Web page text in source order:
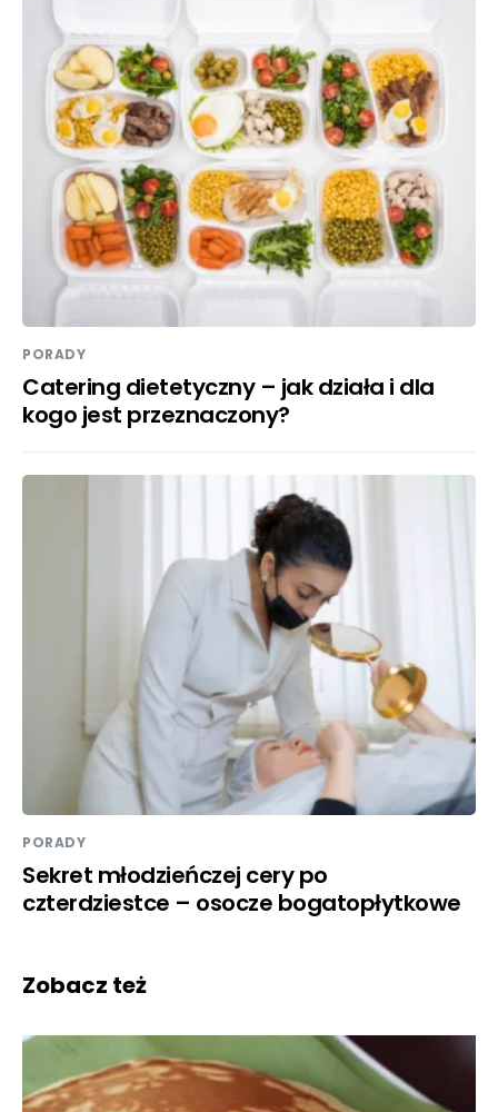
PORADY
Catering dietetyczny – jak działa i dla
kogo jest przeznaczony?
PORADY
Sekret młodzieńczej cery po
czterdziestce – osocze bogatopłytkowe
Zobacz też